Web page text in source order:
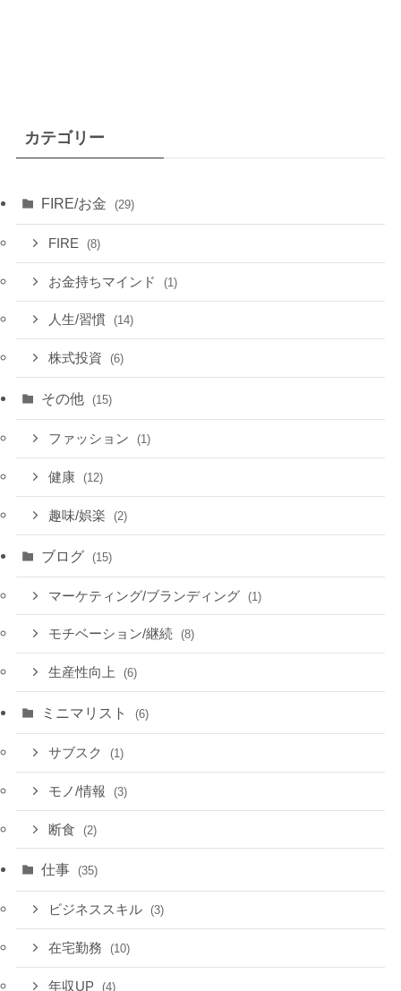
カテゴリー
FIRE/お金 (29)
FIRE (8)
お金持ちマインド (1)
人生/習慣 (14)
株式投資 (6)
その他 (15)
ファッション (1)
健康 (12)
趣味/娯楽 (2)
ブログ (15)
マーケティング/ブランディング (1)
モチベーション/継続 (8)
生産性向上 (6)
ミニマリスト (6)
サブスク (1)
モノ/情報 (3)
断食 (2)
仕事 (35)
ビジネススキル (3)
在宅勤務 (10)
年収UP (4)